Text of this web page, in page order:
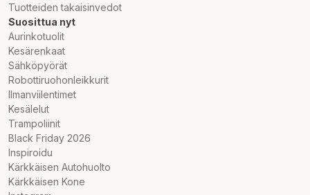
Tuotteiden takaisinvedot
Suosittua nyt
Aurinkotuolit
Kesärenkaat
Sähköpyörät
Robottiruohonleikkurit
Ilmanviilentimet
Kesälelut
Trampoliinit
Black Friday 2026
Inspiroidu
Kärkkäisen Autohuolto
Kärkkäisen Kone